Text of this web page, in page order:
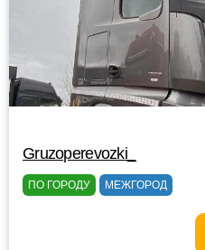
Gruzoperevozki_
ПО ГОРОДУ МЕЖГОРОД